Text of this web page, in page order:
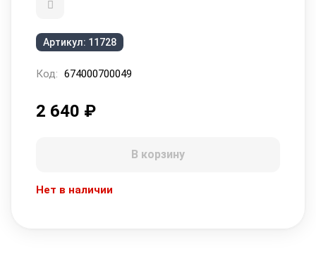
Артикул: 11728
Код: 674000700049
2 640 ₽
В корзину
Нет в наличии